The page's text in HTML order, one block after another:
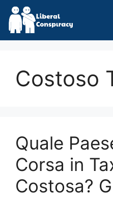
Skip
content
Costoso
Quale
Corsa in
Costosa?